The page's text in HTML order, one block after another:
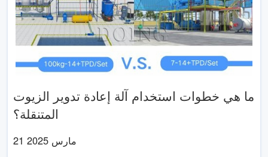
ما هي خطوات استخدام آلة إعادة تدوير الزيوت
المتنقلة؟